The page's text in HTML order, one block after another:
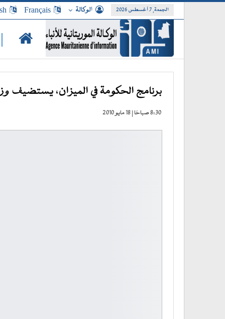
الجمعة, 7 أغسطس 2026 الوكالة Français
برنامج الحكومة في الميزان، يستضيف
8:30 صباحًا | 18 مايو 2010